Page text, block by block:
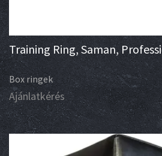
Training Ring, Saman,
Box ringek
Ajánlatkérés